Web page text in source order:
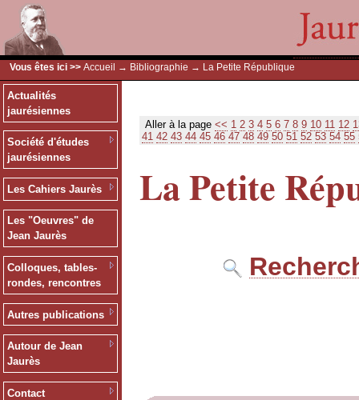
Vous êtes ici >> Accueil → Bibliographie → La Petite République
Actualités
jaurésiennes
Société d'études
jaurésiennes
Les Cahiers Jaurès
Les "Oeuvres" de
Jean Jaurès
Colloques, tables-
rondes, rencontres
Autres publications
Autour de Jean
Jaurès
Contact
Aller à la page << 1 2 3 4 5 6 7 8 9 10 11 12
41 42 43 44 45 46 47 48 49 50 51 52 53 54 55
La Petite